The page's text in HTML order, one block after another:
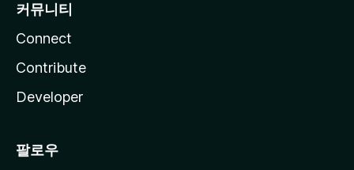
커뮤니티
Connect
Contribute
Developer
팔로우